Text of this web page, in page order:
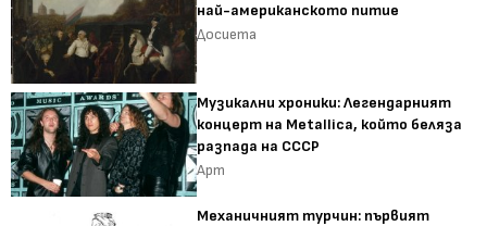
най-американското питие
Досиета
Музикални хроники: Легендарният
концерт на Metallica, който беляза
разпада на СССР
Арт
Механичният турчин: първият